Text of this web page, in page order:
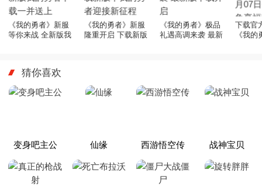
《我的勇者》新服
等你来战 全新版我
《我的勇者》新服
隆重开启 下载新版
《我的勇者》极品
礼遇高调来袭 最新
下载官
《我
猜你喜欢
变身吧主公 仙缘 西游悟空传 战神宝贝